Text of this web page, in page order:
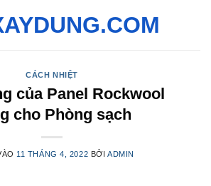
CÁCH NHIỆT
của Panel Rockwool
cho Phòng sạch
11 THÁNG 4, 2022 BỞI ADMIN